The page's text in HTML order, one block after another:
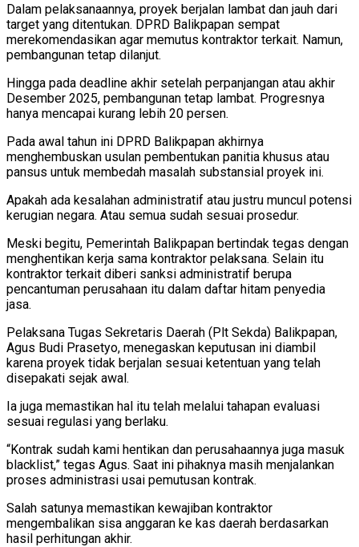
Dalam pelaksanaannya, proyek berjalan lambat dan jauh dari
target yang ditentukan. DPRD Balikpapan sempat
merekomendasikan agar memutus kontraktor terkait. Namun,
pembangunan tetap dilanjut.
Hingga pada deadline akhir setelah perpanjangan atau akhir
Desember 2025, pembangunan tetap lambat. Progresnya
hanya mencapai kurang lebih 20 persen.
Pada awal tahun ini DPRD Balikpapan akhirnya
menghembuskan usulan pembentukan panitia khusus atau
pansus untuk membedah masalah substansial proyek ini.
Apakah ada kesalahan administratif atau justru muncul potensi
kerugian negara. Atau semua sudah sesuai prosedur.
Meski begitu, Pemerintah Balikpapan bertindak tegas dengan
menghentikan kerja sama kontraktor pelaksana. Selain itu
kontraktor terkait diberi sanksi administratif berupa
pencantuman perusahaan itu dalam daftar hitam penyedia
jasa.
Pelaksana Tugas Sekretaris Daerah (Plt Sekda) Balikpapan,
Agus Budi Prasetyo, menegaskan keputusan ini diambil
karena proyek tidak berjalan sesuai ketentuan yang telah
disepakati sejak awal.
Ia juga memastikan hal itu telah melalui tahapan evaluasi
sesuai regulasi yang berlaku.
“Kontrak sudah kami hentikan dan perusahaannya juga masuk
blacklist,” tegas Agus. Saat ini pihaknya masih menjalankan
proses administrasi usai pemutusan kontrak.
Salah satunya memastikan kewajiban kontraktor
mengembalikan sisa anggaran ke kas daerah berdasarkan
hasil perhitungan akhir.